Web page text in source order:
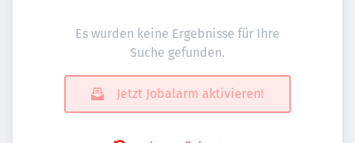
Es wurden keine Ergebnisse für Ihre
Suche gefunden.
Jetzt Jobalarm aktivieren!